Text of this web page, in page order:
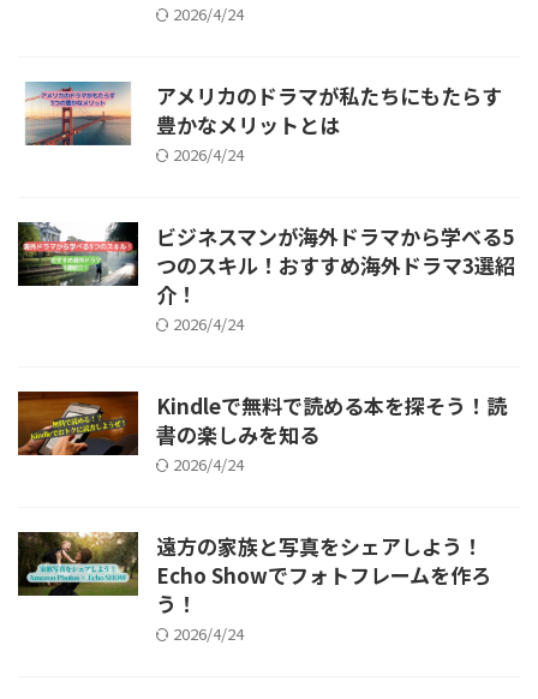
2026/4/24
アメリカのドラマが私たちにもたらす
豊かなメリットとは
2026/4/24
ビジネスマンが海外ドラマから学べる5
つのスキル！おすすめ海外ドラマ3選紹
介！
2026/4/24
Kindleで無料で読める本を探そう！読
書の楽しみを知る
2026/4/24
遠方の家族と写真をシェアしよう！
Echo Showでフォトフレームを作ろ
う！
2026/4/24